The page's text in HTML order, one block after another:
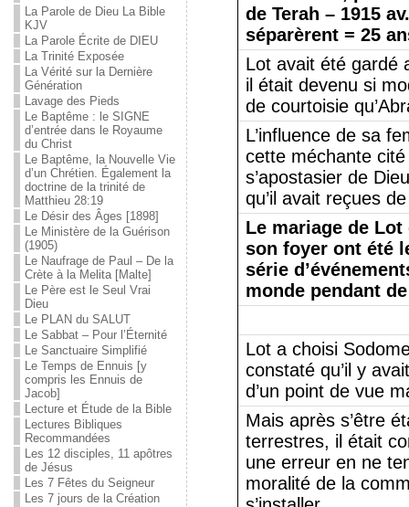
La Parole de Dieu La Bible
KJV
La Parole Écrite de DIEU
La Trinité Exposée
La Vérité sur la Dernière
Génération
Lavage des Pieds
Le Baptême : le SIGNE
d’entrée dans le Royaume
du Christ
Le Baptême, la Nouvelle Vie
d’un Chrétien. Également la
doctrine de la trinité de
Matthieu 28:19
Le Désir des Âges [1898]
Le Ministère de la Guérison
(1905)
Le Naufrage de Paul – De la
Crète à la Melita [Malte]
Le Père est le Seul Vrai
Dieu
Le PLAN du SALUT
Le Sabbat – Pour l’Éternité
Le Sanctuaire Simplifié
Le Temps de Ennuis [y
compris les Ennuis de
Jacob]
Lecture et Étude de la Bible
Lectures Bibliques
Recommandées
Les 12 disciples, 11 apôtres
de Jésus
Les 7 Fêtes du Seigneur
Les 7 jours de la Création
de Terah – 1915
séparèrent = 25
Lot avait été gardé
il était devenu si
de courtoisie
L’influence de sa
cette méchante
s’apostasier de
qu’il avait reçues
Le mariage de
son foyer ont été
série
monde pendant
Lot a choisi
constaté qu’il y
d’un point de vue
Mais après s’être
terrestres, il était
une erreur en ne
moralité de la